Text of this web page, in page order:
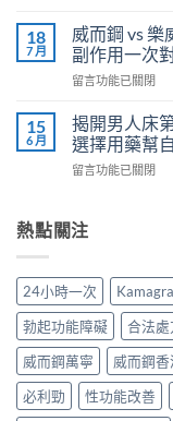
泌
尿
醫
教
你
安
效
改
早
洩〉
中
軟
掉？
Kamagra
液
威
而
使
得
全
全
解
析〉
中
而
鋼
正
確
用
7
步
＋
副
效
多
數
係
食
唔
18
7 月
威而鋼 vs 樂
副作用一次
在
而
鋼
vs
樂
成
制、
用
法、
持
續
時
間、
副
留言功能已關閉
15
6 月
揭開男人床
選擇用藥幫
在
男
人
第
嘅
「隱
形
壓
力」：
點
留言功能已關閉
熱點關注
24小時一次 Kamagra
勃起功能障礙
合法處
威而鋼萬寧
威而鋼
必利勁
性功能改善